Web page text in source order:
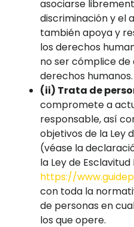
asociarse
discriminación y el
también apoya y
los derechos
no ser cómplice
derechos humanos.
(ii) Trata de
compromete a
responsable, así
objetivos de la Ley
(véase la
la Ley de
https://
con toda la
de personas en
los que opere.